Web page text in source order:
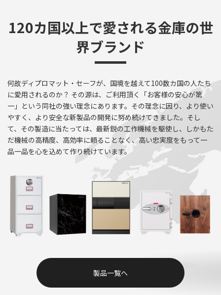
120カ国以上で愛される金庫の世
界ブランド
何故ディプロマット・セーフが、国境を越えて100数カ国の人たち
に愛用されるのか？ その源は、ご利用頂く「お客様の安心が第
一」という同社の強い理念にあります。その理念に因り、より使い
やすく、より安全な新製品の開発に努め続けてきました。そし
て、その製造に当たっては、最新鋭の工作機械を駆使し、しかもた
だ機械の高精度、高効率に頼ることなく、高い忠実度をもって一
品一品を心を込めて作り続けています。
製品一覧へ